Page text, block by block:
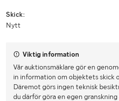
Skick:
Nytt
Viktig information
Vår auktionsmäklare gör en
in information om objektets skick
Däremot görs ingen teknisk
du därför göra en egen